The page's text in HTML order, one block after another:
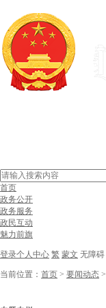
首页
政务公开
政务服务
政民互动
魅力前旗
登录个人中心 繁 蒙文 无障碍
当前位置： 首页 > 要闻动态 >